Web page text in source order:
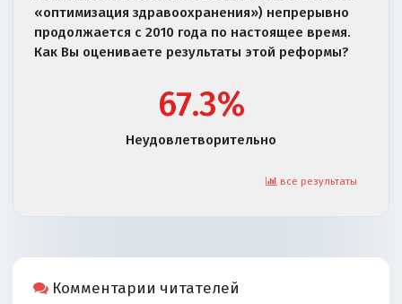
«оптимизация здравоохранения») непрерывно
продолжается с 2010 года по настоящее время.
Как Вы оцениваете результаты этой реформы?
67.3%
Неудовлетворительно
все результаты
Комментарии читателей